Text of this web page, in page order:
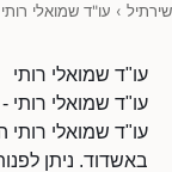
שירתיל › עו"ד שמואלי רותי
עו"ד שמואלי רותי
עו"ד שמואלי רותי
עו"ד שמואלי רותי
באשדוד. ניתן